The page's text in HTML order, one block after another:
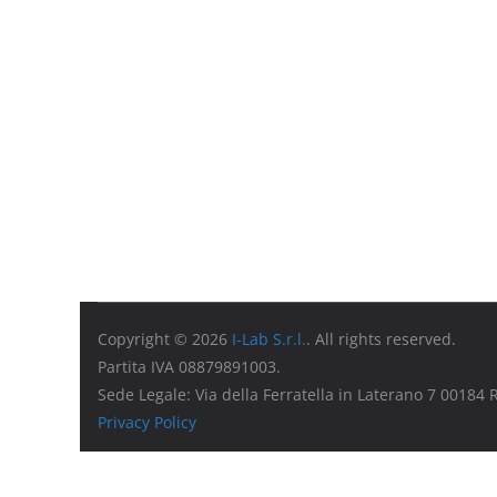
Copyright © 2026 I-Lab S.r.l.. All rights reserved.
Partita IVA 08879891003.
Sede Legale: Via della Ferratella in Laterano 7 00184
Privacy Policy